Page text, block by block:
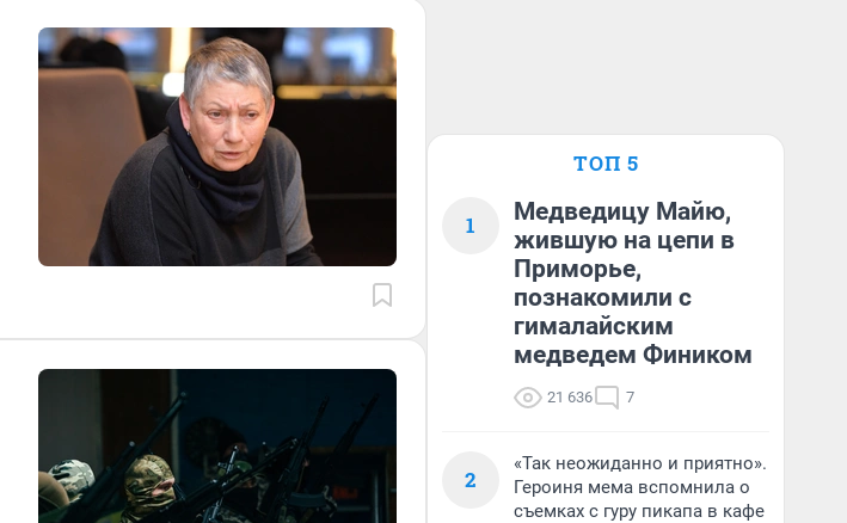
ТОП 5
1
Медведицу Майю,
жившую на цепи в
Приморье,
познакомили с
гималайским
медведем Фиником
21 636 7
2
«Так неожиданно и приятно».
Героиня мема вспомнила о
съемках с гуру пикапа в кафе